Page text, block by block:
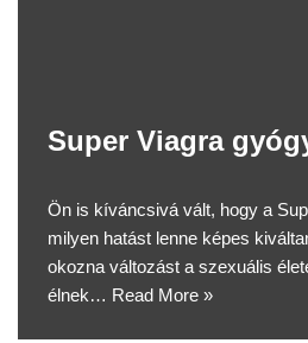
Super Viagra
Ön is kíváncsivá vált, hogy a
milyen hatást lenne képes
okozna változást a szexuális
élnek… Read More »